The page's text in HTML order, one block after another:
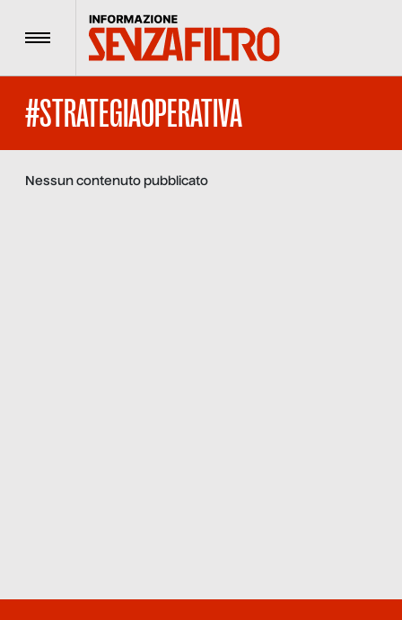
Menu
#STRATEGIAOPERATIVA
Nessun contenuto pubblicato